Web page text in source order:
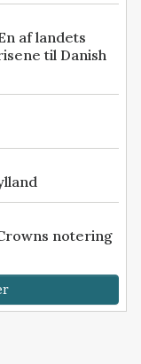
af landets
til Danish
notering